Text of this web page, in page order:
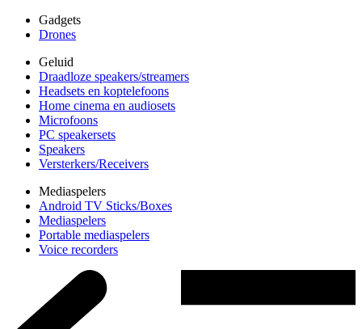
Gadgets
Drones
Geluid
Draadloze speakers/streamers
Headsets en koptelefoons
Home cinema en audiosets
Microfoons
PC speakersets
Speakers
Versterkers/Receivers
Mediaspelers
Android TV Sticks/Boxes
Mediaspelers
Portable mediaspelers
Voice recorders